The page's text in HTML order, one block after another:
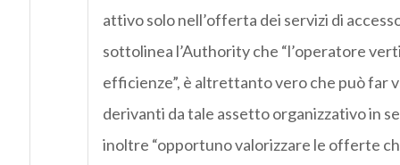
attivo solo nell’offerta dei servizi di
sottolinea l’Authority che “l’operatore
efficienze”, è altrettanto vero che può far
derivanti da tale assetto organizzativo in
inoltre “opportuno valorizzare le offerte